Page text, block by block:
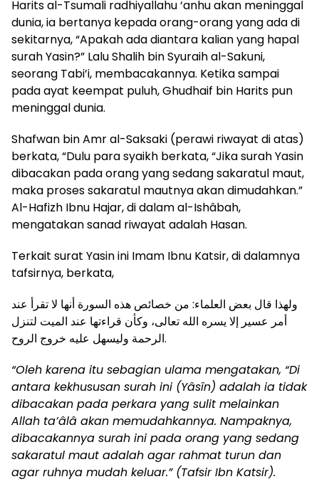
Harits al-Tsumali radhiyallahu ‘anhu akan meninggal
dunia, ia bertanya kepada orang-orang yang ada di
sekitarnya, “Apakah ada diantara kalian yang hapal
surah Yasin?” Lalu Shalih bin Syuraih al-Sakuni,
seorang Tabi’i, membacakannya. Ketika sampai
pada ayat keempat puluh, Ghudhaif bin Harits pun
meninggal dunia.
Shafwan bin Amr al-Saksaki (perawi riwayat di atas)
berkata, “Dulu para syaikh berkata, “Jika surah Yasin
dibacakan pada orang yang sedang sakaratul maut,
maka proses sakaratul mautnya akan dimudahkan.”
Al-Hafizh Ibnu Hajar, di dalam al-Ishâbah,
mengatakan sanad riwayat adalah Hasan.
Terkait surat Yasin ini Imam Ibnu Katsir, di dalamnya
tafsirnya, berkata,
ولهذا قال بعض العلماء: من خصائص هذه السورة أنها لا تقرأ عند
أمر عسير إلا يسره الله تعالى، وكأن قراءتها عند الميت لتنزل
الرحمة وليسهل عليه خروج الروح.
“Oleh karena itu sebagian ulama mengatakan, “Di
antara kekhususan surah ini (Yâsîn) adalah ia tidak
dibacakan pada perkara yang sulit melainkan
Allah ta’âlâ akan memudahkannya. Nampaknya,
dibacakannya surah ini pada orang yang sedang
sakaratul maut adalah agar rahmat turun dan
agar ruhnya mudah keluar.” (Tafsir Ibn Katsir).